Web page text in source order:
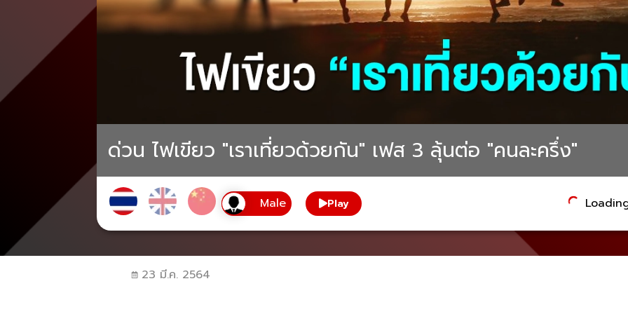
ด่วน ไฟเขียว "เราเที่ยวด้วยกัน" เฟส 3 ลุ้นต่อ "คนละครึ่ง"
Play
23 มี.ค. 2564